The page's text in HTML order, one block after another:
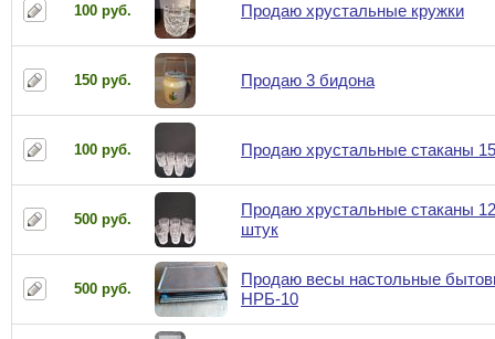
100 руб. Продаю хрустальные кружки
150 руб. Продаю 3 бидона
100 руб. Продаю хрустальные стаканы
500 руб.
Продаю хрустальные стаканы
штук
500 руб.
Продаю весы настольные
НРБ-10